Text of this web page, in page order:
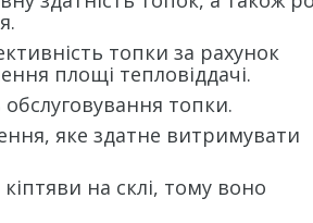
топки за рахунок
площі тепловіддачі.
топки.
яке здатне витримувати
на склі, тому воно